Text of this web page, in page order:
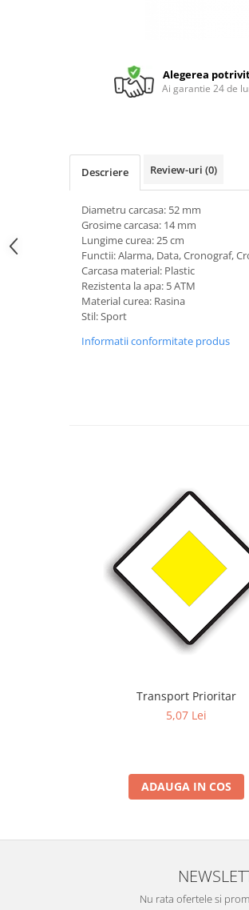
Alegerea
Ai garantie 24 de
Descriere Review-uri (0)
Diametru carcasa: 52 mm
Grosime carcasa: 14 mm
Lungime curea: 25 cm
Functii: Alarma, Data, Cronograf,
Carcasa material: Plastic
Rezistenta la apa: 5 ATM
Material curea: Rasina
Stil: Sport
Informatii conformitate produs
Transport Prioritar
5,07 Lei
ADAUGA IN COS
Nu rata ofertele si